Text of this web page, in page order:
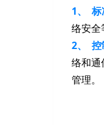
1、 标
络安全
2、 控
络和通
管理。